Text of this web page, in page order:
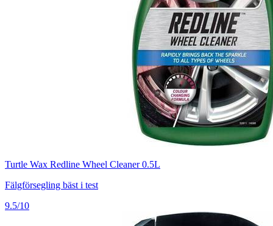
Turtle Wax Redline Wheel Cleaner 0.5L
Fälgförsegling bäst i test
9.5/10